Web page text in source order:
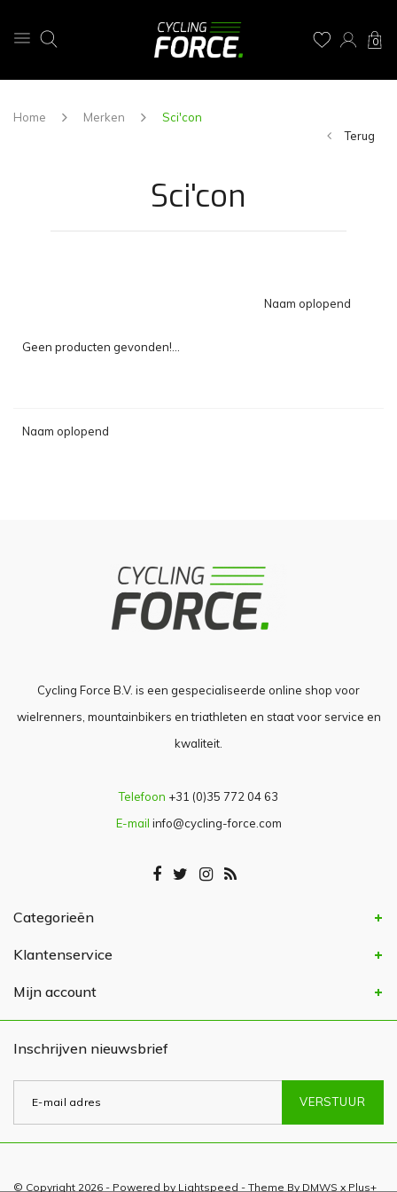
0
Home Merken
Sci'con
Terug
Sci'con
Naam oplopend
Geen producten gevonden!...
Naam oplopend
Cycling Force B.V. is een gespecialiseerde online shop voor
wielrenners, mountainbikers en triathleten en staat voor service en
kwaliteit.
Telefoon +31 (0)35 772 04 63
E-mail info@cycling-force.com
Categorieën
Klantenservice
Mijn account
Inschrijven nieuwsbrief
VERSTUUR
© Copyright 2026 - Powered by Lightspeed - Theme By DMWS x Plus+